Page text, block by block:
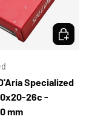
Specialized
26c -
mm
SCEGLI